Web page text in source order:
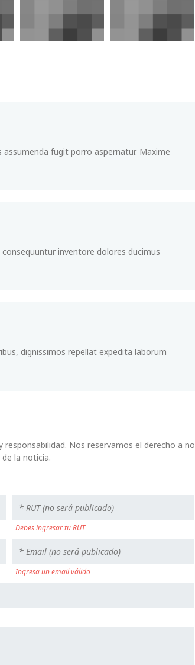
fugit porro aspernatur. Maxime
inventore dolores ducimus
dignissimos repellat expedita laborum
Nos reservamos el derecho a no
la noticia.
Debes ingresar tu RUT
Ingresa un email válido